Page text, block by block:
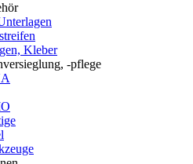
Kleber
-pflege